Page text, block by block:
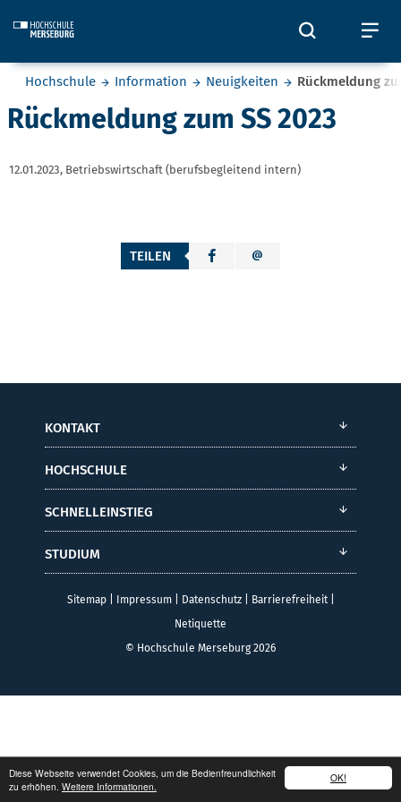
OK!
Diese Webseite verwendet Cookies, um die Bedienfreundlichkeit
zu erhöhen. Weitere Informationen.
Öffnet
Sie befinden sich hier:
Hochschule Information Neuigkeiten Rückmeldung
Rückmeldung zum SS 2023
12.01.2023, Betriebswirtschaft (berufsbegleitend intern)
TEILEN
KONTAKT
HOCHSCHULE
SCHNELLEINSTIEG
STUDIUM
Sitemap| Impressum| Datenschutz| Barrierefreiheit|
Netiquette
© Hochschule Merseburg 2026